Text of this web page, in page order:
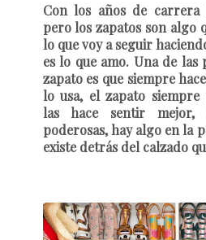
Con los años de
pero los zapatos son algo
lo que voy a seguir
es lo que amo. Una de
zapato es que siempre
lo usa, el zapato siempre
las hace sentir mejor,
poderosas, hay algo en la
existe detrás del calzado